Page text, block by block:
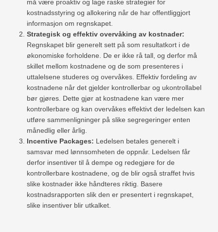
må være proaktiv og lage raske strategier for
kostnadsstyring og allokering når de har offentliggjort
informasjon om regnskapet.
Strategisk og effektiv overvåking av kostnader:
Regnskapet blir generelt sett på som resultatkort i de
økonomiske forholdene. De er ikke rå tall, og derfor må
skillet mellom kostnadene og de som presenteres i
uttalelsene studeres og overvåkes. Effektiv fordeling av
kostnadene når det gjelder kontrollerbar og ukontrollabel
bør gjøres. Dette gjør at kostnadene kan være mer
kontrollerbare og kan overvåkes effektivt der ledelsen kan
utføre sammenligninger på slike segregeringer enten
månedlig eller årlig.
Incentive Packages: Ledelsen betales generelt i
samsvar med lønnsomheten de oppnår. Ledelsen får
derfor insentiver til å dempe og redegjøre for de
kontrollerbare kostnadene, og de blir også straffet hvis
slike kostnader ikke håndteres riktig. Basere
kostnadsrapporten slik den er presentert i regnskapet,
slike insentiver blir utkalket.